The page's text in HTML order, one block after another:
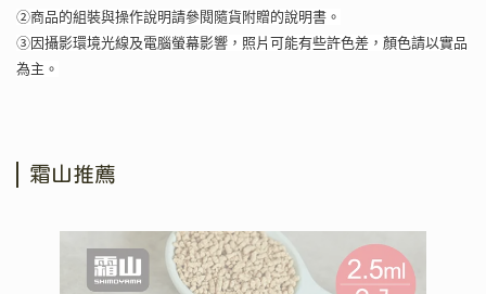
②商品的組裝與操作說明請參閱隨貨附贈的說明書。
③因攝影環境光線及電腦螢幕影響，照片可能有些許色差，顏色請以實品
為主。
霜山推薦